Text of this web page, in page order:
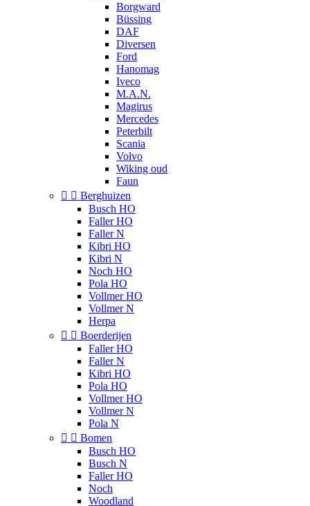
Borgward
Büssing
DAF
Diversen
Ford
Hanomag
Iveco
M.A.N.
Magirus
Mercedes
Peterbilt
Scania
Volvo
Wiking oud
Faun
  Berghuizen
Busch HO
Faller HO
Faller N
Kibri HO
Kibri N
Noch HO
Pola HO
Vollmer HO
Vollmer N
Herpa
  Boerderijen
Faller HO
Faller N
Kibri HO
Pola HO
Vollmer HO
Vollmer N
Pola N
  Bomen
Busch HO
Busch N
Faller HO
Noch
Woodland